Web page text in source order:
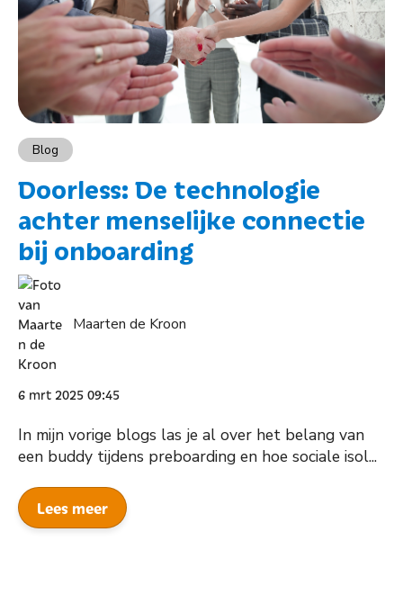
Blog
Doorless: De technologie
achter menselijke connectie
bij onboarding
Maarten de Kroon
6 mrt 2025 09:45
In mijn vorige blogs las je al over het belang van
een buddy tijdens preboarding en hoe sociale isol...
Lees meer